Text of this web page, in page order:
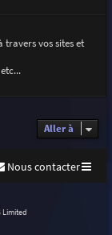
vos sites et
Aller à
Nous contacter
Limited